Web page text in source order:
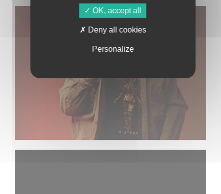
OK, accept all
Deny all cookies
Personalize